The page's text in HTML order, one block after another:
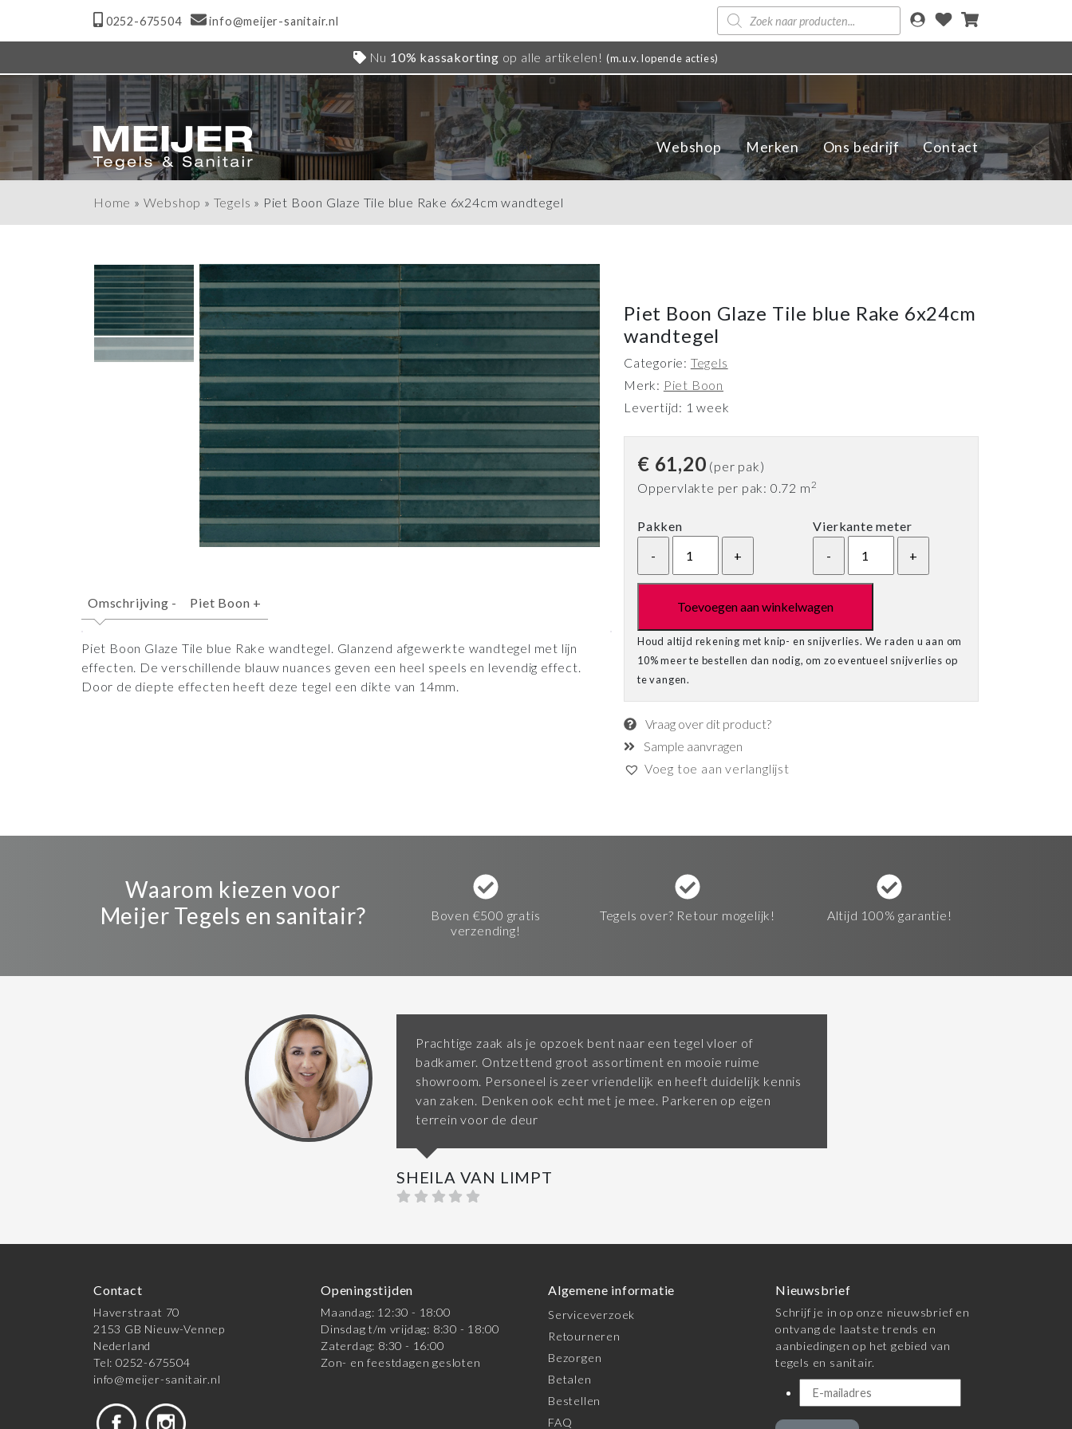
0252-675504 info@meijer-sanitair.nl
Producten
zoeken
Nu 10% kassakorting op alle artikelen! (m.u.v. lopende acties)
Webshop Merken Ons bedrijf Contact
Home » Webshop » Tegels » Piet Boon Glaze Tile blue Rake 6x24cm wandtegel
Omschrijving - Piet Boon +
Piet Boon Glaze Tile blue Rake wandtegel. Glanzend afgewerkte wandtegel met lijn
effecten. De verschillende blauw nuances geven een heel speels en levendig effect.
Door de diepte effecten heeft deze tegel een dikte van 14mm.
Piet Boon Glaze Tile blue Rake 6x24cm
wandtegel
Categorie: Tegels
Merk: Piet Boon
Levertijd: 1 week
€ 61,20 (per pak)
Oppervlakte per pak: 0.72 m2
Pakken Vierkante meter
Toevoegen aan winkelwagen
Houd altijd rekening met knip- en snijverlies. We raden u aan om
10% meer te bestellen dan nodig, om zo eventueel snijverlies op
te vangen.
Vraag over dit product?
Sample aanvragen
Voeg toe aan verlanglijst
Waarom kiezen voor
Meijer Tegels en sanitair?
Boven €500 gratis
verzending!
Tegels over? Retour mogelijk! Altijd 100% garantie!
Prachtige zaak als je opzoek bent naar een tegel vloer of
badkamer. Ontzettend groot assortiment en mooie ruime
showroom. Personeel is zeer vriendelijk en heeft duidelijk kennis
van zaken. Denken ook echt met je mee. Parkeren op eigen
terrein voor de deur
SHEILA VAN LIMPT
Contact
Haverstraat 70
2153 GB Nieuw-Vennep
Nederland
Tel: 0252-675504
info@meijer-sanitair.nl
Openingstijden
Maandag: 12:30 - 18:00
Dinsdag t/m vrijdag: 8:30 - 18:00
Zaterdag: 8:30 - 16:00
Zon- en feestdagen gesloten
Algemene informatie
Serviceverzoek
Retourneren
Bezorgen
Betalen
Bestellen
FAQ
Nieuwsbrief
Schrijf je in op onze nieuwsbrief en
ontvang de laatste trends en
aanbiedingen op het gebied van
tegels en sanitair.